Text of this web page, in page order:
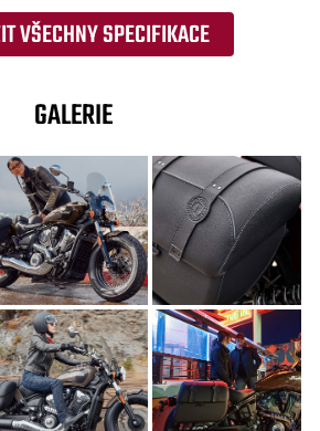
VŠECHNY SPECIFIKACE
GALERIE